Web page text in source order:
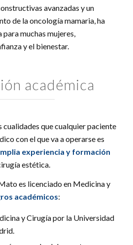
avanzadas y un
de la oncología mamaria, ha
muchas mujeres,
y el bienestar.
académica
cualidades que cualquier paciente
con el que va a operarse es
experiencia y formación
estética.
es licenciado en Medicina y
académicos:
y Cirugía por la Universidad